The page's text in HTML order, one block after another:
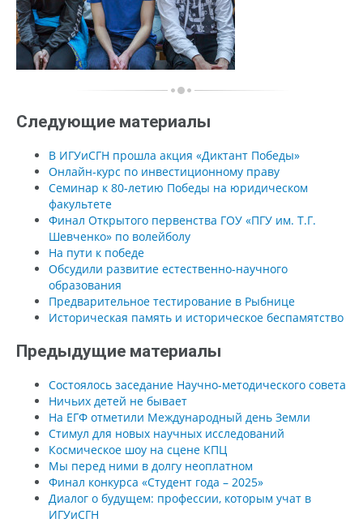
Следующие материалы
В ИГУиСГН прошла акция «Диктант Победы»
Онлайн-курс по инвестиционному праву
Семинар к 80-летию Победы на юридическом
факультете
Финал Открытого первенства ГОУ «ПГУ им. Т.Г.
Шевченко» по волейболу
На пути к победе
Обсудили развитие естественно-научного
образования
Предварительное тестирование в Рыбнице
Историческая память и историческое беспамятство
Предыдущие материалы
Состоялось заседание Научно-методического совета
Ничьих детей не бывает
На ЕГФ отметили Международный день Земли
Стимул для новых научных исследований
Космическое шоу на сцене КПЦ
Мы перед ними в долгу неоплатном
Финал конкурса «Студент года – 2025»
Диалог о будущем: профессии, которым учат в
ИГУиСГН